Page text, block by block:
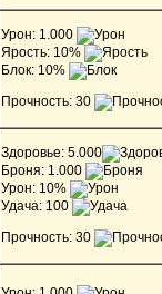
Урон: 1.000
Ярость: 10%
Блок: 10%
Прочность: 30
Здоровье: 5.000
Броня: 1.000
Урон: 10%
Удача: 100
Прочность: 30